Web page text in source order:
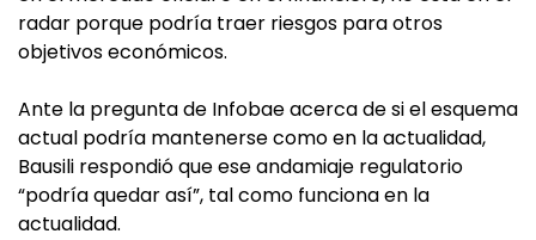
radar porque podría traer riesgos para otros
objetivos económicos.
Ante la pregunta de Infobae acerca de si el esquema
actual podría mantenerse como en la actualidad,
Bausili respondió que ese andamiaje regulatorio
“podría quedar así”, tal como funciona en la
actualidad.